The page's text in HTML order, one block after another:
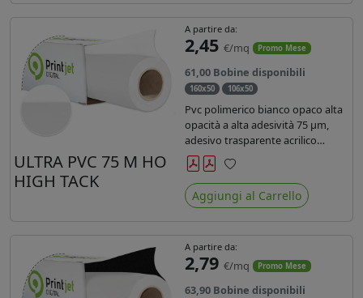
ULTRA PVC 75 M HO
HIGH TACK
A partire da:
2,45 €/mq Promo Mese
61,00 Bobine disponibili
160x50 106x50
Pvc polimerico bianco opaco alta
opacità a alta adesività 75 µm,
adesivo trasparente acrilico
hotmelt permanente, durata 5-7
anni liner 140gr PE su entrambi
lati. Dotato di certificato ignifugo
Bs1d0.
Preferiti
Aggiungi al Carrello
A partire da:
2,79 €/mq Promo Mese
63,90 Bobine disponibili